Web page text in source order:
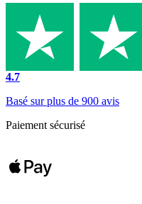
4.7
Basé sur plus de 900 avis
Paiement sécurisé